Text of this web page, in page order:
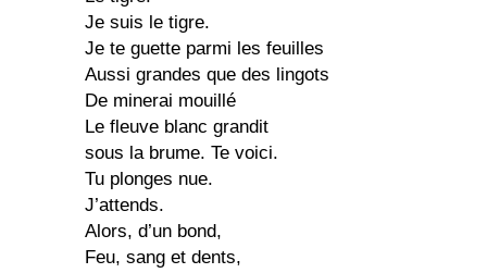
Je suis le tigre.
Je te guette parmi les feuilles
Aussi grandes que des lingots
De minerai mouillé
Le fleuve blanc grandit
sous la brume. Te voici.
Tu plonges nue.
J’attends.
Alors, d’un bond,
Feu, sang et dents,